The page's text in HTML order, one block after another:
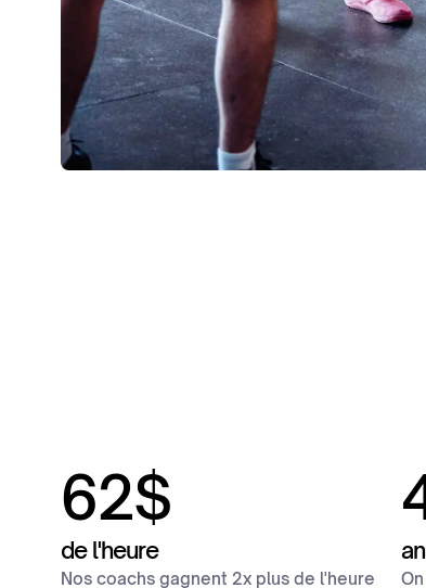
62$
de l'heure
Nos coachs gagnent 2x plus de l'heure